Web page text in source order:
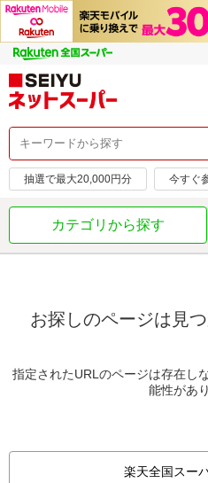
抽選で最大20,000円分 今すぐ
カテゴリから探す
お探しのページは見
指定されたURLのページは存在し
能性があ
楽天全国スー